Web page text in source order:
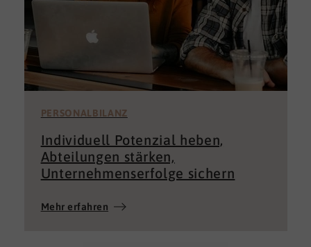
PERSONALBILANZ
Individuell Potenzial heben,
Abteilungen stärken,
Unternehmenserfolge sichern
Mehr erfahren